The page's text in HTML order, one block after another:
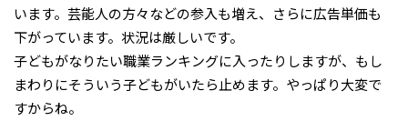
います。芸能人の方々などの参入も増え、さらに広告単価も
下がっています。状況は厳しいです。
子どもがなりたい職業ランキングに入ったりしますが、もし
まわりにそういう子どもがいたら止めます。やっぱり大変で
すからね。